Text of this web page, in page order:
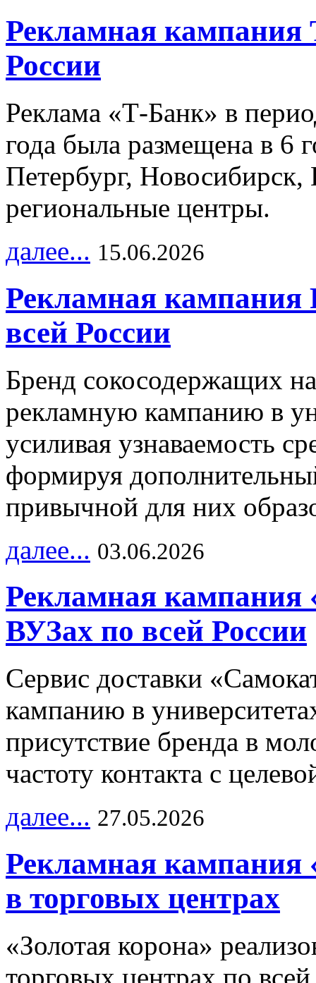
Рекламная кампания
России
Реклама «Т-Банк» в
года была размещена в 6
Петербург,
региональные центры.
далее... 15.06.2026
Рекламная
всей России
Бренд сокосодержащих
рекламную кампанию в
усиливая узнаваемость
формируя
привычной для них
далее... 03.06.2026
Рекламная кампания
ВУЗах по всей России
Сервис доставки
кампанию в
присутствие бренда в
частоту контакта с
далее... 27.05.2026
Рекламная кампания
в торговых центрах
«Золотая корона»